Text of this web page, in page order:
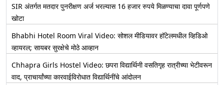
SIR अंतर्गत मतदार पुनरीक्षण अर्ज भरल्यास 16 हजार रुपये मिळण्याचा दावा पूर्णपणे
खोटा
Bhabhi Hotel Room Viral Video: सोशल मीडियावर हॉटेलमधील व्हिडिओ
व्हायरल; सायबर सुरक्षेचे मोठे आव्हान
Chhapra Girls Hostel Video: छपरा विद्यार्थिनी वसतिगृह रात्रीच्या भेटीवरून
वाद, प्राचार्यांच्या कारवाईविरोधात विद्यार्थिनींचे आंदोलन